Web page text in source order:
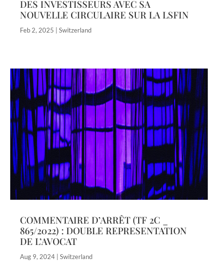
DES INVESTISSEURS AVEC SA
NOUVELLE CIRCULAIRE SUR LA LSFIN
Feb 2, 2025 |Switzerland
COMMENTAIRE D’ARRÊT (TF 2C _
865/2022) : DOUBLE REPRESENTATION
DE L’AVOCAT
Aug 9, 2024 |Switzerland